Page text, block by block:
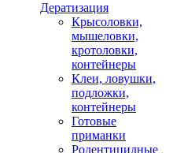
Дератизация
Крысоловки,
мышеловки,
кротоловки,
контейнеры
Клеи, ловушки,
подложки,
контейнеры
Готовые
приманки
Родентицидные